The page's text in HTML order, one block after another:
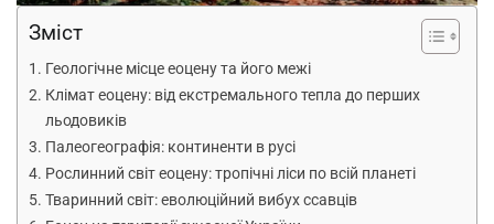
Зміст
Геологічне місце еоцену та його межі
Клімат еоцену: від екстремального тепла до перших
льодовиків
Палеогеографія: континенти в русі
Рослинний світ еоцену: тропічні ліси по всій планеті
Тваринний світ: еволюційний вибух ссавців